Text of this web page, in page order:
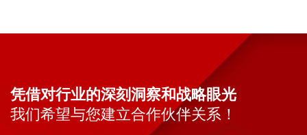
凭借对行业的深刻洞察和战略眼光
我们希望与您建立合作伙伴关系！